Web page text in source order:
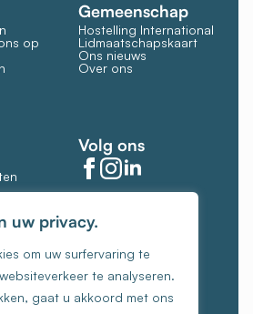
op
Gemeenschap
Hostelling International
Lidmaatschapskaart
Ons nieuws
Over ons
Volg ons
beheren
voorwaarden
Privacybeleid
ethisch inkomstenbeheer
uw privacy.
om uw surfervaring te
te analyseren.
gaat u akkoord met ons